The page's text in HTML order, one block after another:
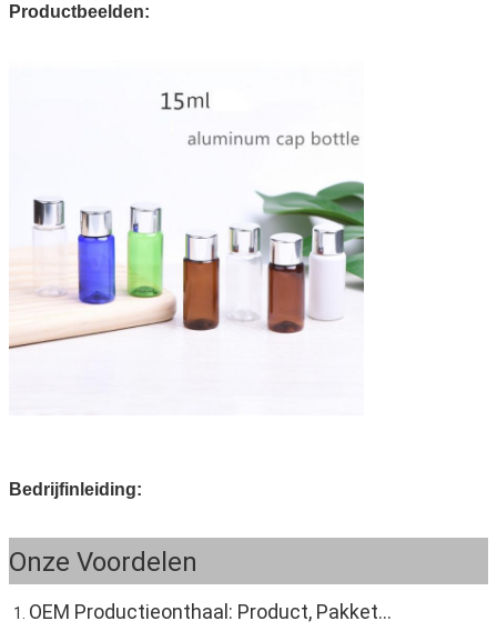
Productbeelden:
Bedrijfinleiding:
Onze Voordelen
1. OEM Productieonthaal: Product, Pakket…